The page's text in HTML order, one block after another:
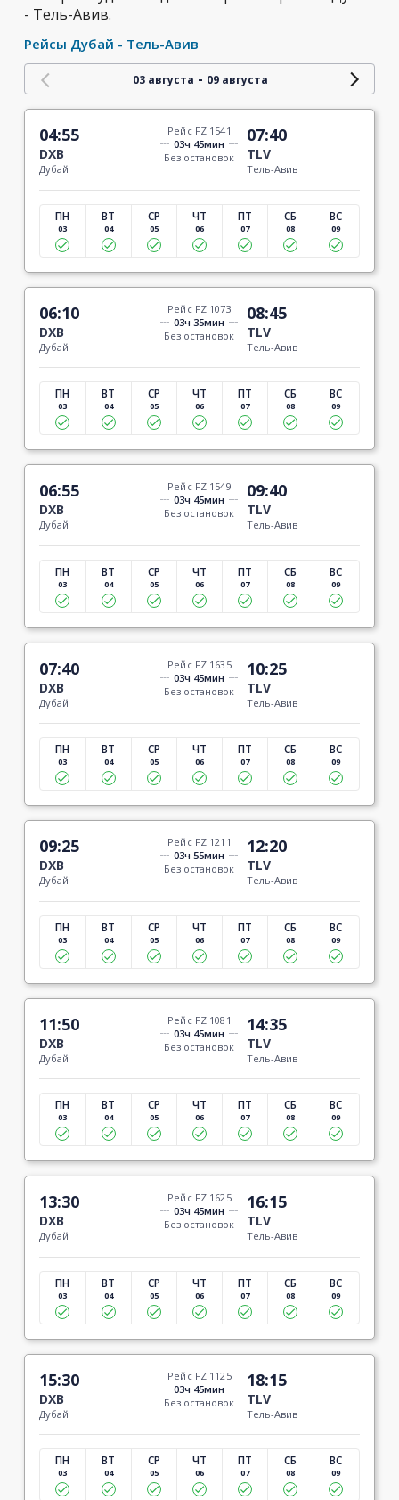
- Тель-Авив.
Рейсы Дубай - Тель-Авив
03 августа - 09 августа
04:55
DXB
Дубай
Рейс FZ 1541
03ч 45мин
Без остановок
07:40
TLV
Тель-Авив
ПН
03
ВТ
04
СР
05
ЧТ
06
ПТ
07
СБ
08
ВС
09
06:10
DXB
Дубай
Рейс FZ 1073
03ч 35мин
Без остановок
08:45
TLV
Тель-Авив
ПН
03
ВТ
04
СР
05
ЧТ
06
ПТ
07
СБ
08
ВС
09
06:55
DXB
Дубай
Рейс FZ 1549
03ч 45мин
Без остановок
09:40
TLV
Тель-Авив
ПН
03
ВТ
04
СР
05
ЧТ
06
ПТ
07
СБ
08
ВС
09
07:40
DXB
Дубай
Рейс FZ 1635
03ч 45мин
Без остановок
10:25
TLV
Тель-Авив
ПН
03
ВТ
04
СР
05
ЧТ
06
ПТ
07
СБ
08
ВС
09
09:25
DXB
Дубай
Рейс FZ 1211
03ч 55мин
Без остановок
12:20
TLV
Тель-Авив
ПН
03
ВТ
04
СР
05
ЧТ
06
ПТ
07
СБ
08
ВС
09
11:50
DXB
Дубай
Рейс FZ 1081
03ч 45мин
Без остановок
14:35
TLV
Тель-Авив
ПН
03
ВТ
04
СР
05
ЧТ
06
ПТ
07
СБ
08
ВС
09
13:30
DXB
Дубай
Рейс FZ 1625
03ч 45мин
Без остановок
16:15
TLV
Тель-Авив
ПН
03
ВТ
04
СР
05
ЧТ
06
ПТ
07
СБ
08
ВС
09
15:30
DXB
Дубай
Рейс FZ 1125
03ч 45мин
Без остановок
18:15
TLV
Тель-Авив
ПН
03
ВТ
04
СР
05
ЧТ
06
ПТ
07
СБ
08
ВС
09